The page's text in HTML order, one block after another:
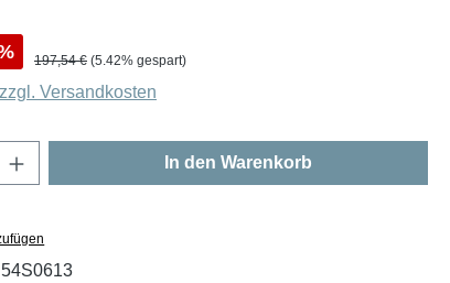
Regulärer Preis:
197,54 € (5.42% gespart)
Versandkosten
Gib den gewünschten Wert ein
In den Warenkorb
54S0613